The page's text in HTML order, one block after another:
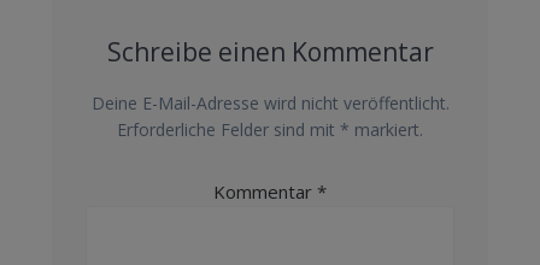
Schreibe einen Kommentar
Deine E-Mail-Adresse wird nicht veröffentlicht.
Erforderliche Felder sind mit * markiert.
Kommentar *